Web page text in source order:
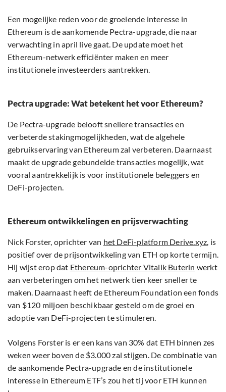
Een mogelijke reden voor de groeiende interesse in
Ethereum is de aankomende Pectra-upgrade, die naar
verwachting in april live gaat. De update moet het
Ethereum-netwerk efficiënter maken en meer
institutionele investeerders aantrekken.
Pectra upgrade: Wat betekent het voor Ethereum?
De Pectra-upgrade belooft snellere transacties en
verbeterde stakingmogelijkheden, wat de algehele
gebruikservaring van Ethereum zal verbeteren. Daarnaast
maakt de upgrade gebundelde transacties mogelijk, wat
vooral aantrekkelijk is voor institutionele beleggers en
DeFi-projecten.
Ethereum ontwikkelingen en prijsverwachting
Nick Forster, oprichter van het DeFi-platform Derive.xyz, is
positief over de prijsontwikkeling van ETH op korte termijn.
Hij wijst erop dat Ethereum-oprichter Vitalik Buterin werkt
aan verbeteringen om het netwerk tien keer sneller te
maken. Daarnaast heeft de Ethereum Foundation een fonds
van $120 miljoen beschikbaar gesteld om de groei en
adoptie van DeFi-projecten te stimuleren.
Volgens Forster is er een kans van 30% dat ETH binnen zes
weken weer boven de $3.000 zal stijgen. De combinatie van
de aankomende Pectra-upgrade en de institutionele
interesse in Ethereum ETF’s zou het tij voor ETH kunnen